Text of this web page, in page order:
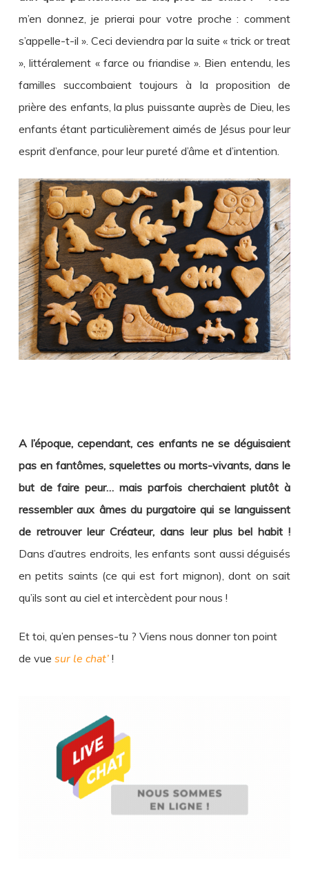
m’en donnez, je prierai pour votre proche : comment
s’appelle-t-il ». Ceci deviendra par la suite « trick or treat
», littéralement « farce ou friandise ». Bien entendu, les
familles succombaient toujours à la proposition de
prière des enfants, la plus puissante auprès de Dieu, les
enfants étant particulièrement aimés de Jésus pour leur
esprit d’enfance, pour leur pureté d’âme et d’intention.
A l’époque, cependant, ces enfants ne se déguisaient
pas en fantômes, squelettes ou morts-vivants, dans le
but de faire peur… mais parfois cherchaient plutôt à
ressembler aux âmes du purgatoire qui se languissent
de retrouver leur Créateur, dans leur plus bel habit !
Dans d’autres endroits, les enfants sont aussi déguisés
en petits saints (ce qui est fort mignon), dont on sait
qu’ils sont au ciel et intercèdent pour nous !
Et toi, qu’en penses-tu ? Viens nous donner ton point
de vue sur le chat’ !